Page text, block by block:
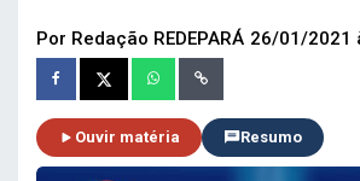
Por Redação REDEPARÁ 26/01/2021
Ouvir matéria Resumo